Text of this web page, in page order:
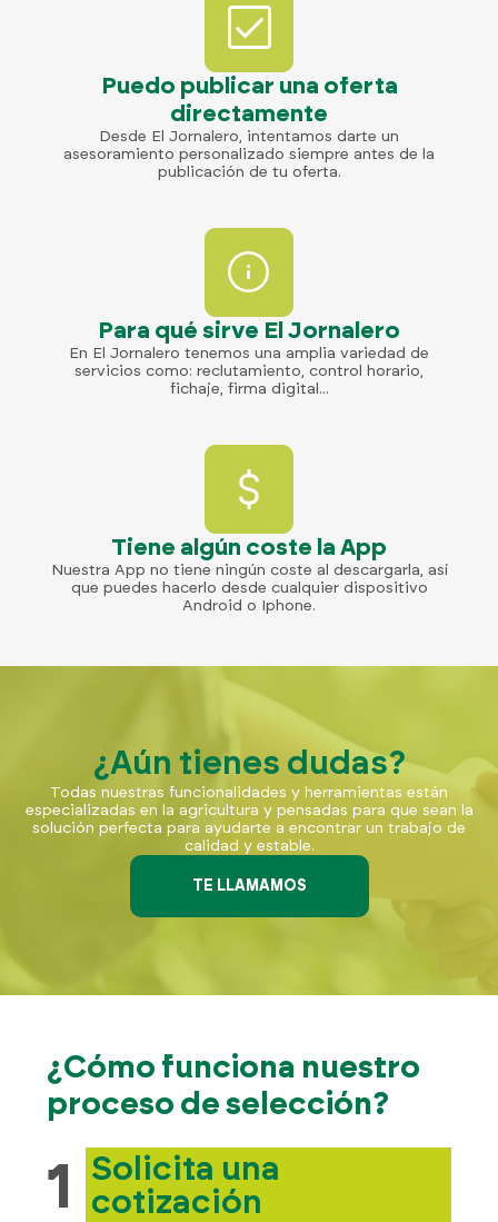
Puedo publicar una oferta
directamente
Desde El Jornalero, intentamos darte un
asesoramiento personalizado siempre antes de la
publicación de tu oferta.
Para qué sirve El Jornalero
En El Jornalero tenemos una amplia variedad de
servicios como: reclutamiento, control horario,
fichaje, firma digital...
Tiene algún coste la App
Nuestra App no tiene ningún coste al descargarla, así
que puedes hacerlo desde cualquier dispositivo
Android o Iphone.
¿Aún tienes dudas?
Todas nuestras funcionalidades y herramientas están
especializadas en la agricultura y pensadas para que sean la
solución perfecta para ayudarte a encontrar un trabajo de
calidad y estable.
TE LLAMAMOS
¿Cómo funciona nuestro
proceso de selección?
1
Solicita una
cotización